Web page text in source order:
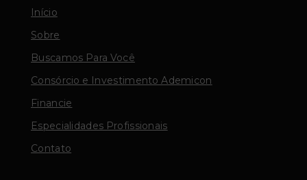
Início
Sobre
Buscamos Para Você
Consórcio e Investimento Ademicon
Financie
Especialidades Profissionais
Contato